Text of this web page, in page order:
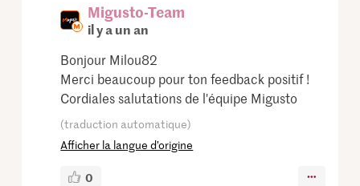
Migusto-Team
il y a un an
Bonjour Milou82
Merci beaucoup pour ton feedback positif !
Cordiales salutations de l'équipe Migusto
(traduction automatique)
Afficher la langue d’origine
0